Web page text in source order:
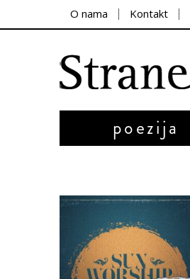
O nama Kontakt
poezija